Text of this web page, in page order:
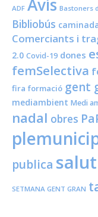
ADF Avís Bastoners
Bibliobús
Comerciants i
2.0 Covid-19 dones
femSelectiva
fira formació gent
mediambient Medi
nadal obres
publica
SETMANA GENT GRAN